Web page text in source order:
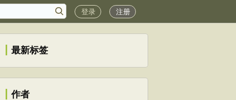
登录 注册
最新标签
作者